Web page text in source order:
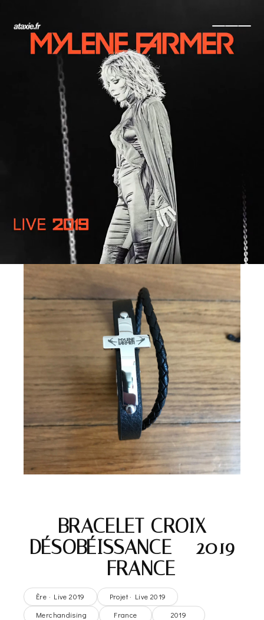
← Retour
Ajouter à ma collection Ajouter à ma wishlist
Comparer cet objet Voir ma collection
BRACELET CROIX
DÉSOBÉISSANCE – 2019
– FRANCE
Ère · Live 2019
Projet · Live 2019
Merchandising
France 2019